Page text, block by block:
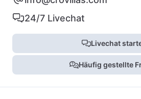
24/7 Livechat
Livechat
Häufig gestellte